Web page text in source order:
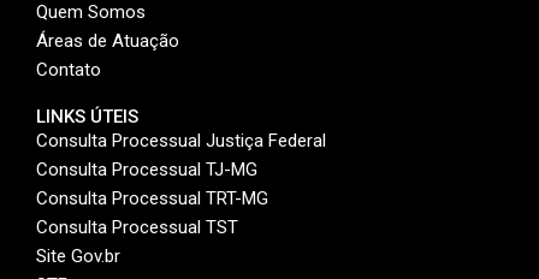
Quem Somos
Áreas de Atuação
Contato
LINKS ÚTEIS
Consulta Processual Justiça Federal
Consulta Processual TJ-MG
Consulta Processual TRT-MG
Consulta Processual TST
Site Gov.br